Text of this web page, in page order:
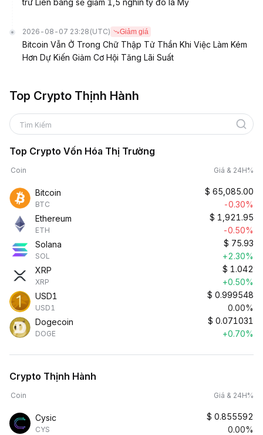
trữ Liên bang sẽ giảm 1,5 nghìn tỷ đô la Mỹ
2026-08-07 23:28 (UTC) Giảm giá
Bitcoin Vẫn Ở Trong Chữ Thập Tử Thần Khi Việc Làm Kém
Hơn Dự Kiến Giảm Cơ Hội Tăng Lãi Suất
Top Crypto Thịnh Hành
Tìm Kiếm
Top Crypto Vốn Hóa Thị Trường
Coin Giá & 24H%
Bitcoin
BTC
$ 65,085.00
-0.30%
Ethereum
ETH
$ 1,921.95
-0.50%
Solana
SOL
$ 75.93
+2.30%
XRP
XRP
$ 1.042
+0.50%
USD1
USD1
$ 0.999548
0.00%
Dogecoin
DOGE
$ 0.071031
+0.70%
Crypto Thịnh Hành
Coin Giá & 24H%
Cysic
CYS
$ 0.855592
0.00%